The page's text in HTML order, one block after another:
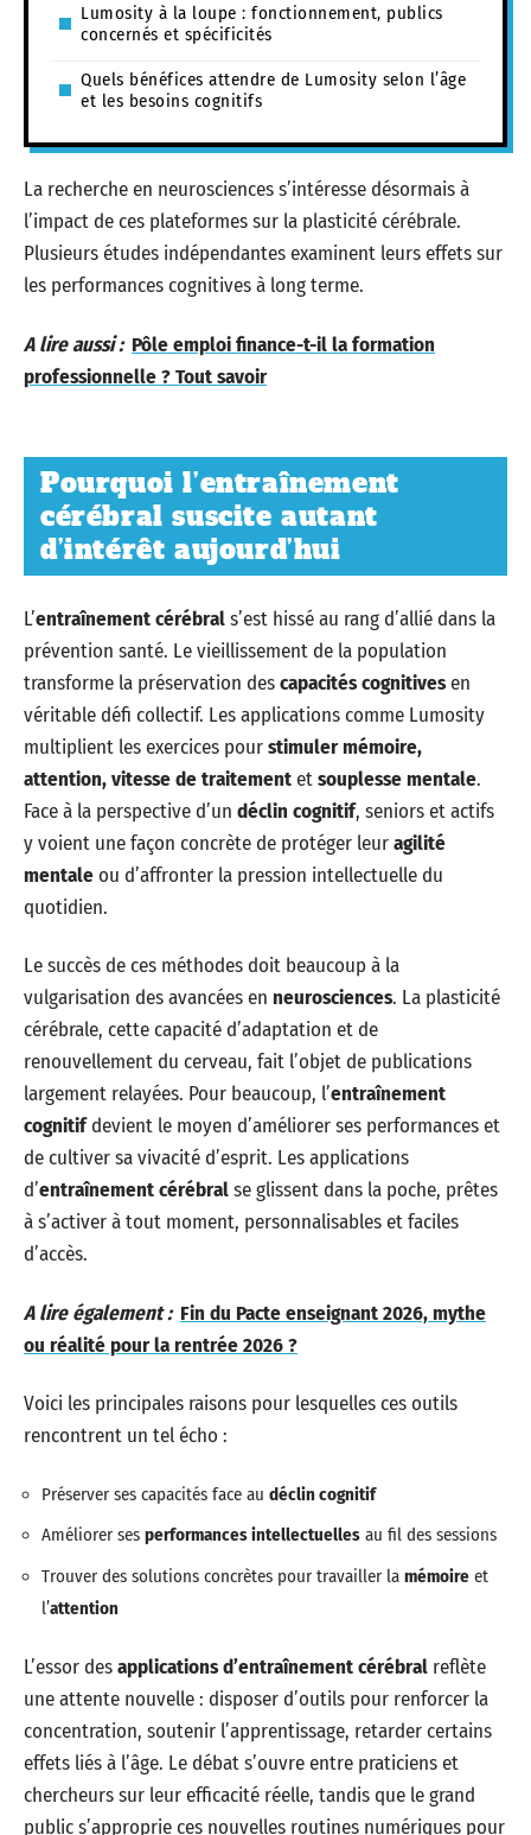
Lumosity à la loupe : fonctionnement, publics
concernés et spécificités
Quels bénéfices attendre de Lumosity selon l’âge
et les besoins cognitifs
La recherche en neurosciences s’intéresse désormais à
l’impact de ces plateformes sur la plasticité cérébrale.
Plusieurs études indépendantes examinent leurs effets sur
les performances cognitives à long terme.
A lire aussi : Pôle emploi finance-t-il la formation
professionnelle ? Tout savoir
Pourquoi l’entraînement
cérébral suscite autant
d’intérêt aujourd’hui
L’entraînement cérébrals’est hissé au rang d’allié dans la
prévention santé. Le vieillissement de la population
transforme la préservation descapacités cognitivesen
véritable défi collectif. Les applications comme Lumosity
multiplient les exercices pourstimuler mémoire,
attention, vitesse de traitementetsouplesse mentale.
Face à la perspective d’un déclin cognitif, seniors et actifs
y voient une façon concrète de protéger leuragilité
mentaleou d’affronter la pression intellectuelle du
quotidien.
Le succès de ces méthodes doit beaucoup à la
vulgarisation des avancées en neurosciences. La plasticité
cérébrale, cette capacité d’adaptation et de
renouvellement du cerveau, fait l’objet de publications
largement relayées. Pour beaucoup, l’entraînement
cognitifdevient le moyen d’améliorer ses performances et
de cultiver sa vivacité d’esprit. Les applications
d’entraînement cérébralse glissent dans la poche, prêtes
à s’activer à tout moment, personnalisables et faciles
d’accès.
A lire également : Fin du Pacte enseignant 2026, mythe
ou réalité pour la rentrée 2026 ?
Voici les principales raisons pour lesquelles ces outils
rencontrent un tel écho :
Préserver ses capacités face au déclin cognitif
Améliorer ses performances intellectuelles au fil des sessions
Trouver des solutions concrètes pour travailler la mémoire et
l’attention
L’essor desapplications d’entraînement cérébral reflète
une attente nouvelle : disposer d’outils pour renforcer la
concentration, soutenir l’apprentissage, retarder certains
effets liés à l’âge. Le débat s’ouvre entre praticiens et
chercheurs sur leur efficacité réelle, tandis que le grand
public s’approprie ces nouvelles routines numériques pour